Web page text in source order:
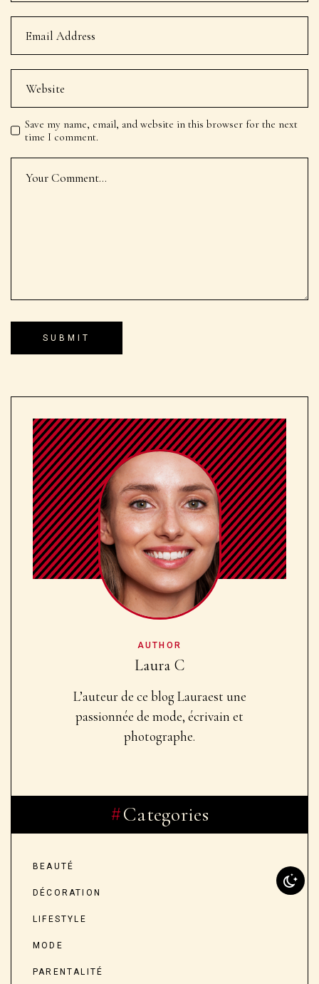
Save my name, email, and website in this browser for the next
time I comment.
AUTHOR
Laura C
L’auteur de ce blog Lauraest une
passionnée de mode, écrivain et
photographe.
Categories
BEAUTÉ
DÉCORATION
LIFESTYLE
MODE
PARENTALITÉ